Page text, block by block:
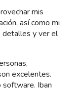
mis
así como mi
detalles y ver el
excelentes.
software. Iban